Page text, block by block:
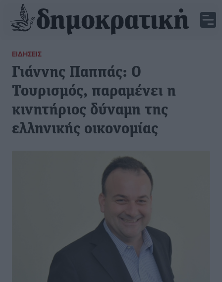
ΕΙΔΉΣΕΙΣ
Γιάννης Παππάς: Ο
Τουρισμός, παραμένει η
κινητήριος δύναμη της
ελληνικής οικονομίας